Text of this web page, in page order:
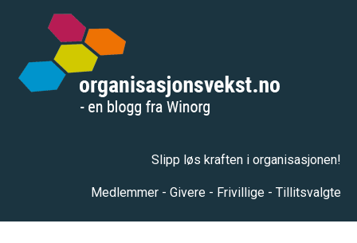
Slipp løs kraften i organisasjonen!
Medlemmer - Givere - Frivillige - Tillitsvalgte